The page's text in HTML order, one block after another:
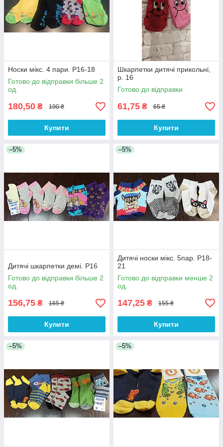
Носки мікс. 4 пари. Р16-18
Готово до відправки більше 2
од.
180,50 ₴ 190 ₴
Купити
Шкарпетки дитячі прикольні,
р. 16
Готово до відправки
61,75 ₴ 65 ₴
Купити
–5%
Дитячі шкарпетки демі. Р16
Готово до відправки більше 2
од.
156,75 ₴ 165 ₴
Купити
–5%
Дитячі носки мікс. 5пар. Р18-
21
Готово до відправки менше 2
од.
147,25 ₴ 155 ₴
Купити
–5% –5%